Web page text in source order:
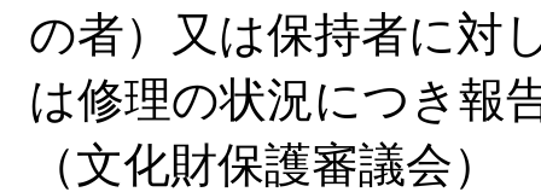
の者）又は保持者に対
は修理の状況につき報
（文化財保護審議会）